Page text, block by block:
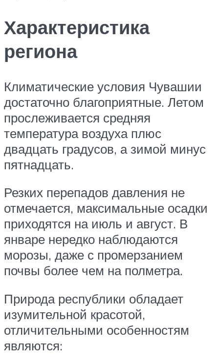
Характеристика
региона
Климатические условия Чувашии
достаточно благоприятные. Летом
прослеживается средняя
температура воздуха плюс
двадцать градусов, а зимой минус
пятнадцать.
Резких перепадов давления не
отмечается, максимальные осадки
приходятся на июль и август. В
январе нередко наблюдаются
морозы, даже с промерзанием
почвы более чем на полметра.
Природа республики обладает
изумительной красотой,
отличительными особенностям
являются: